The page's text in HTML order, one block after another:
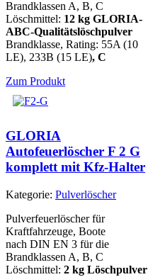
Brandklassen A, B, C
Löschmittel: 12 kg GLORIA-
ABC-Qualitätslöschpulver
Brandklasse, Rating: 55A (10
LE), 233B (15 LE), C
Zum Produkt
GLORIA
Autofeuerlöscher F 2 G
komplett mit Kfz-Halter
Kategorie: Pulverlöscher
Pulverfeuerlöscher für
Kraftfahrzeuge, Boote
nach DIN EN 3 für die
Brandklassen A, B, C
Löschmittel: 2 kg Löschpulver